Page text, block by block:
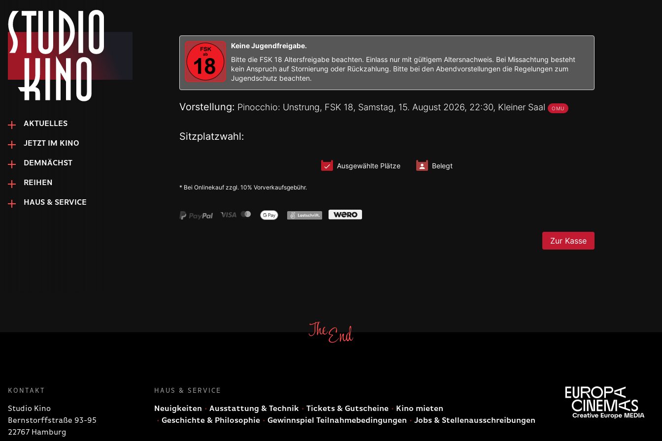
AKTUELLES
JETZT IM KINO
DEMNÄCHST
REIHEN
HAUS & SERVICE
KONTAKT
Studio Kino
Bernstorffstraße 93-95
22767 Hamburg
HAUS & SERVICE
Neuigkeiten Ausstattung & Technik Tickets & Gutscheine
Kino mieten
Geschichte & Philosophie
Gewinnspiel Teilnahmebedingungen Jobs & Stellenausschreibungen